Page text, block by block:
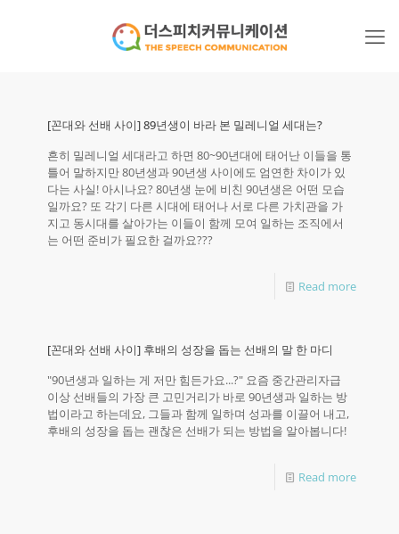
[꼰대와 선배 사이] 89년생이 바라 본 밀레니얼 세대는?
흔히 밀레니얼 세대라고 하면 80~90년대에 태어난 이들을 통
틀어 말하지만 80년생과 90년생 사이에도 엄연한 차이가 있
다는 사실! 아시나요? 80년생 눈에 비친 90년생은 어떤 모습
일까요? 또 각기 다른 시대에 태어나 서로 다른 가치관을 가
지고 동시대를 살아가는 이들이 함께 모여 일하는 조직에서
는 어떤 준비가 필요한 걸까요???
Read more
[꼰대와 선배 사이] 후배의 성장을 돕는 선배의 말 한 마디
"90년생과 일하는 게 저만 힘든가요...?" 요즘 중간관리자급
이상 선배들의 가장 큰 고민거리가 바로 90년생과 일하는 방
법이라고 하는데요, 그들과 함께 일하며 성과를 이끌어 내고,
후배의 성장을 돕는 괜찮은 선배가 되는 방법을 알아봅니다!
Read more